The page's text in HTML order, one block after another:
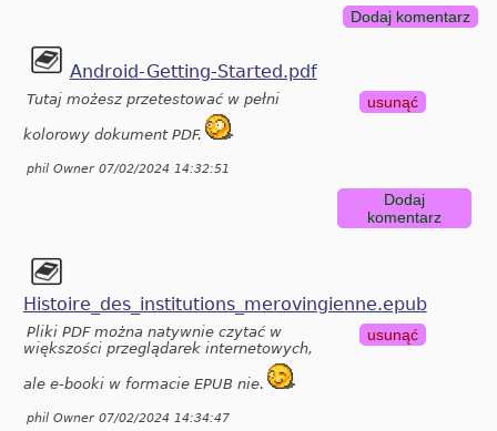
Dodaj komentarz
Android-Getting-Started.pdf
Tutaj możesz przetestować w pełni
kolorowy dokument PDF.
phil Owner 07/02/2024 14:32:51
usunąć
Dodaj
komentarz
Histoire_des_institutions_merovingienne.epub
Pliki PDF można natywnie czytać w
większości przeglądarek internetowych,
ale e-booki w formacie EPUB nie.
phil Owner 07/02/2024 14:34:47
usunąć